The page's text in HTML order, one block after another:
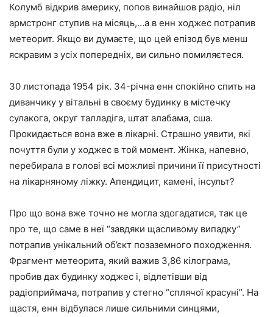
Колумб відкрив америку, попов винайшов радіо, ніл
армстронг ступив на місяць,…а в енн ходжес потрапив
метеорит. Якщо ви думаєте, що цей епізод був менш
яскравим з усіх попередніх, ви сильно помиляєтеся.
30 листопада 1954 рік. 34-річна енн спокійно спить на
диванчику у вітальні в своєму будинку в містечку
сулакога, округ талладіга, штат алабама, сша.
Прокидається вона вже в лікарні. Страшно уявити, які
почуття були у ходжес в той момент. Жінка, напевно,
перебирала в голові всі можливі причини її присутності
на лікарняному ліжку. Апендицит, камені, інсульт?
Про що вона вже точно не могла здогадатися, так це
про те, що саме в неї “завдяки щасливому випадку”
потрапив унікальний об’єкт позаземного походження.
Фрагмент метеорита, який важив 3,86 кілограма,
пробив дах будинку ходжес і, відлетівши від
радіоприймача, потрапив у стегно “сплячої красуні”. На
щастя, енн відбулася лише сильними синцями,